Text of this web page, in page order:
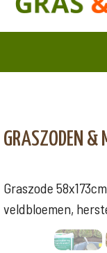
GRASZODEN &
Graszode
veldbloemen,